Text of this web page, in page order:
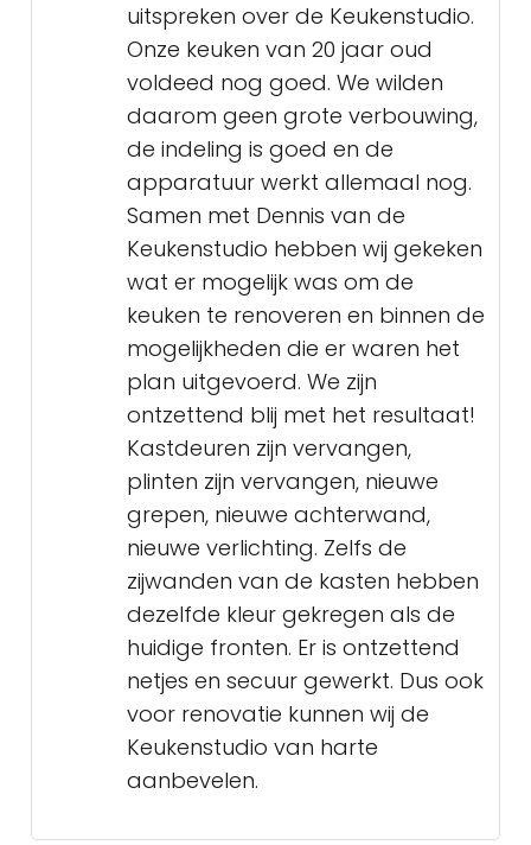
uitspreken over de Keukenstudio.
Onze keuken van 20 jaar oud
voldeed nog goed. We wilden
daarom geen grote verbouwing,
de indeling is goed en de
apparatuur werkt allemaal nog.
Samen met Dennis van de
Keukenstudio hebben wij gekeken
wat er mogelijk was om de
keuken te renoveren en binnen de
mogelijkheden die er waren het
plan uitgevoerd. We zijn
ontzettend blij met het resultaat!
Kastdeuren zijn vervangen,
plinten zijn vervangen, nieuwe
grepen, nieuwe achterwand,
nieuwe verlichting. Zelfs de
zijwanden van de kasten hebben
dezelfde kleur gekregen als de
huidige fronten. Er is ontzettend
netjes en secuur gewerkt. Dus ook
voor renovatie kunnen wij de
Keukenstudio van harte
aanbevelen.